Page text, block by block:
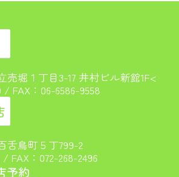
売堀１丁目3-17 井村ビル新館1F<
/ FAX：06-6586-9558
舌鳥町５丁799-2
/ FAX：072-268-2496
予約